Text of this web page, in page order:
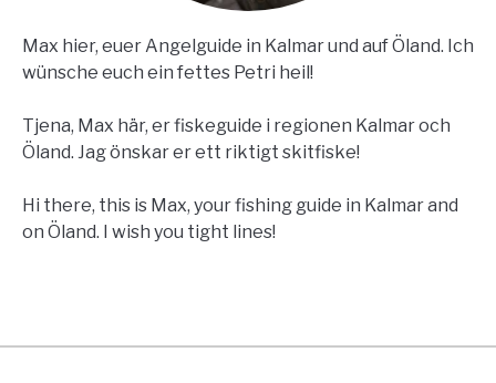
Max hier, euer Angelguide in Kalmar und auf Öland. Ich
wünsche euch ein fettes Petri heil!
Tjena, Max här, er fiskeguide i regionen Kalmar och
Öland. Jag önskar er ett riktigt skitfiske!
Hi there, this is Max, your fishing guide in Kalmar and
on Öland. I wish you tight lines!